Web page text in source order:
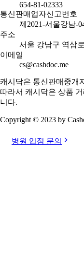
654-81-02333
통신판매업자신고번호
제2021-서울강남-
주소
서울 강남구 역삼
이메일
cs@cashdoc.me
캐시닥은 통신판매중개
따라서 캐시닥은 상품
니다.
Copyright © 2023 by
병원 입점 문의